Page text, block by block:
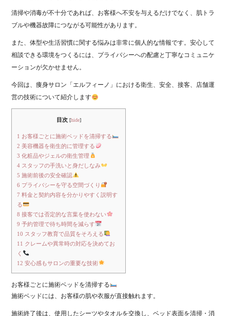
清掃や消毒が不十分であれば、お客様へ不安を与えるだけでなく、肌トラ
ブルや機器故障につながる可能性があります。
また、体型や生活習慣に関する悩みは非常に個人的な情報です。安心して
相談できる環境をつくるには、プライバシーへの配慮と丁寧なコミュニケ
ーションが欠かせません。
今回は、痩身サロン「エルフィーノ」における衛生、安全、接客、店舗運
営の技術について紹介します
目次 [hide]
1 お客様ごとに施術ベッドを清掃する
2 美容機器を衛生的に管理する
3 化粧品やジェルの衛生管理
4 スタッフの手洗いと身だしなみ
5 施術前後の安全確認
6 プライバシーを守る空間づくり
7 料金と契約内容を分かりやすく説明す
る
8 接客では否定的な言葉を使わない
9 予約管理で待ち時間を減らす
10 スタッフ教育で品質をそろえる
11 クレームや異常時の対応を決めてお
く
12 安心感もサロンの重要な技術
お客様ごとに施術ベッドを清掃する
施術ベッドには、お客様の肌や衣服が直接触れます。
施術終了後は、使用したシーツやタオルを交換し、ベッド表面を清掃・消